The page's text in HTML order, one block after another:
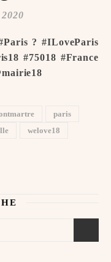
#75018 #France
paris
welove18